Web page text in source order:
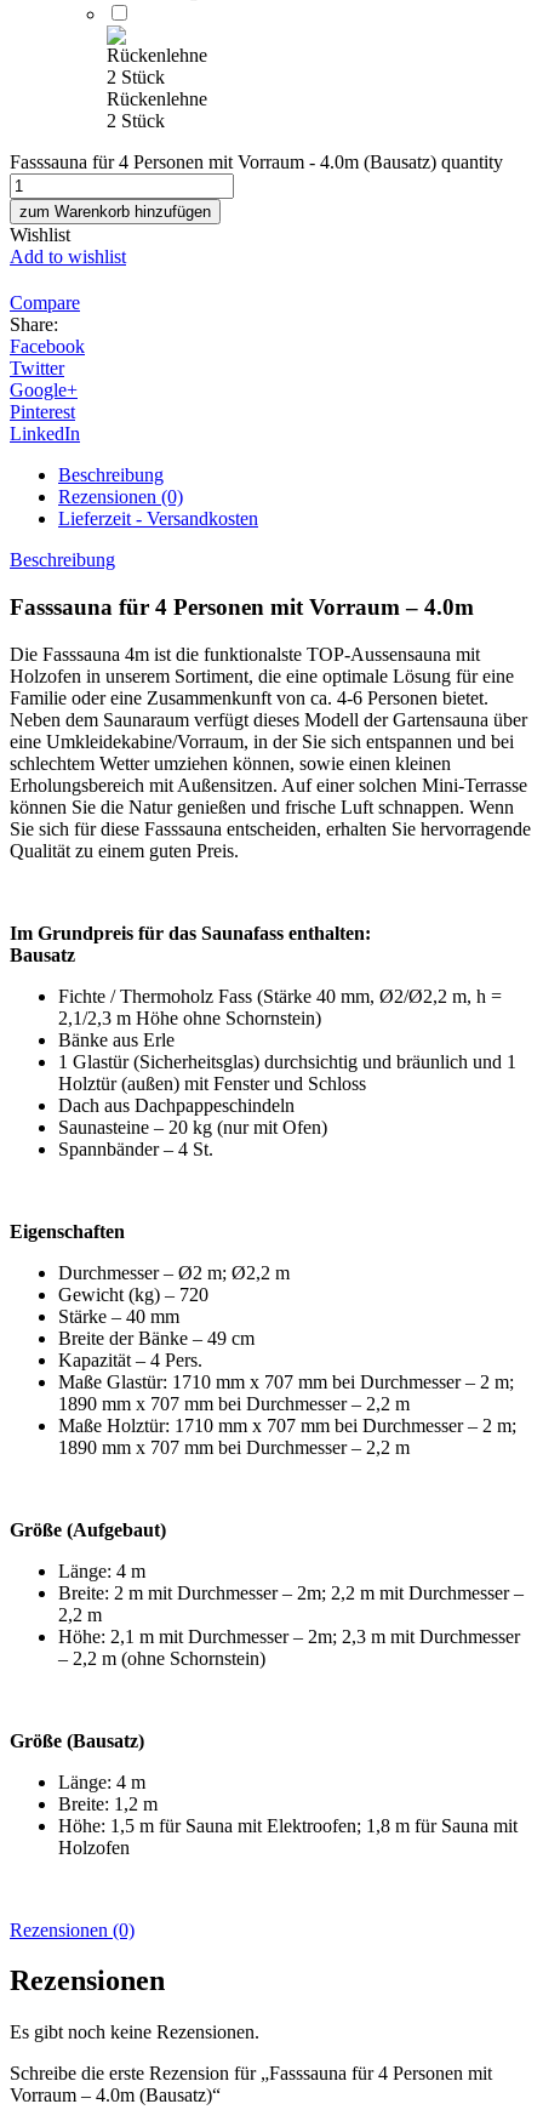
Rückenlehne
2 Stück
Fasssauna für 4 Personen mit Vorraum - 4.0m (Bausatz) quantity
zum Warenkorb hinzufügen
Wishlist
Add to wishlist
Compare
Share:
Facebook
Twitter
Google+
Pinterest
LinkedIn
Beschreibung
Rezensionen (0)
Lieferzeit - Versandkosten
Beschreibung
Fasssauna für 4 Personen mit Vorraum – 4.0m
Die Fasssauna 4m ist die funktionalste TOP-Aussensauna mit
Holzofen in unserem Sortiment, die eine optimale Lösung für eine
Familie oder eine Zusammenkunft von ca. 4-6 Personen bietet.
Neben dem Saunaraum verfügt dieses Modell der Gartensauna über
eine Umkleidekabine/Vorraum, in der Sie sich entspannen und bei
schlechtem Wetter umziehen können, sowie einen kleinen
Erholungsbereich mit Außensitzen. Auf einer solchen Mini-Terrasse
können Sie die Natur genießen und frische Luft schnappen. Wenn
Sie sich für diese Fasssauna entscheiden, erhalten Sie hervorragende
Qualität zu einem guten Preis.
Im Grundpreis für das Saunafass enthalten:
Bausatz
Fichte / Thermoholz Fass (Stärke 40 mm, Ø2/Ø2,2 m, h =
2,1/2,3 m Höhe ohne Schornstein)
Bänke aus Erle
1 Glastür (Sicherheitsglas) durchsichtig und bräunlich und 1
Holztür (außen) mit Fenster und Schloss
Dach aus Dachpappeschindeln
Saunasteine – 20 kg (nur mit Ofen)
Spannbänder – 4 St.
Eigenschaften
Durchmesser – Ø2 m; Ø2,2 m
Gewicht (kg) – 720
Stärke – 40 mm
Breite der Bänke – 49 cm
Kapazität – 4 Pers.
Maße Glastür: 1710 mm x 707 mm bei Durchmesser – 2 m;
1890 mm x 707 mm bei Durchmesser – 2,2 m
Maße Holztür: 1710 mm x 707 mm bei Durchmesser – 2 m;
1890 mm x 707 mm bei Durchmesser – 2,2 m
Größe (Aufgebaut)
Länge: 4 m
Breite: 2 m mit Durchmesser – 2m; 2,2 m mit Durchmesser –
2,2 m
Höhe: 2,1 m mit Durchmesser – 2m; 2,3 m mit Durchmesser
– 2,2 m (ohne Schornstein)
Größe (Bausatz)
Länge: 4 m
Breite: 1,2 m
Höhe: 1,5 m für Sauna mit Elektroofen; 1,8 m für Sauna mit
Holzofen
Rezensionen (0)
Rezensionen
Es gibt noch keine Rezensionen.
Schreibe die erste Rezension für „Fasssauna für 4 Personen mit
Vorraum – 4.0m (Bausatz)“